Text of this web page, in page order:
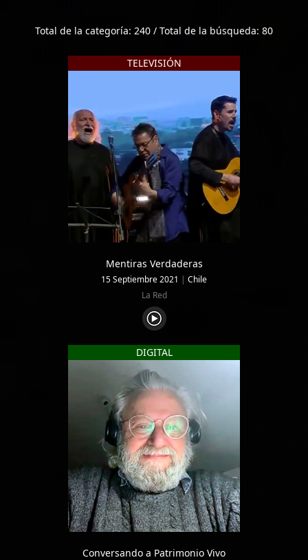
Total de la categoría: 240 / Total de la búsqueda: 80
TELEVISIÓN
Mentiras Verdaderas
15 Septiembre 2021 | Chile
La Red
DIGITAL
Conversando a Patrimonio Vivo